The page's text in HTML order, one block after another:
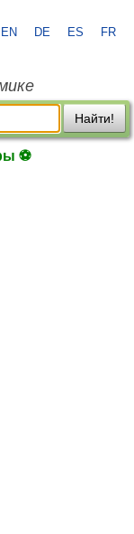
EN DE ES FR
Найти!
⚽